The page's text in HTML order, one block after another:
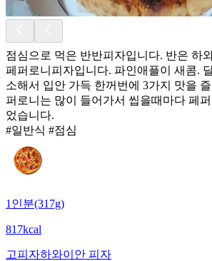
점심으로 먹은 반반피자입니다. 반은 하
페퍼로니피자입니다. 파인애플이 새콤.
소해서 입안 가득 한꺼번에 3가지 맛을
퍼로니는 많이 들어가서 씹을때마다 페
었습니다.
#일반식 #점심
1인분(317g)
817kcal
고피자하와이안 피자